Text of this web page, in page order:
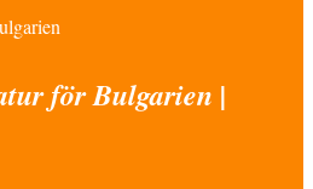
för Bulgarien |